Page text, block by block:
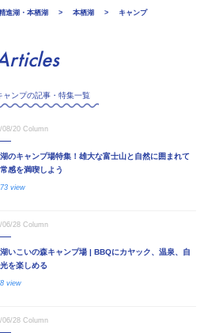
進湖・本栖湖 本栖湖 キャンプ
ャンプの記事・特集一覧
08/20 Column
のキャンプ場特集！雄大な富士山と自然に囲まれて
感を満喫しよう
view
06/28 Column
いこいの森キャンプ場 | BBQにカヤック、温泉、自
を楽しめる
view
06/28 Column